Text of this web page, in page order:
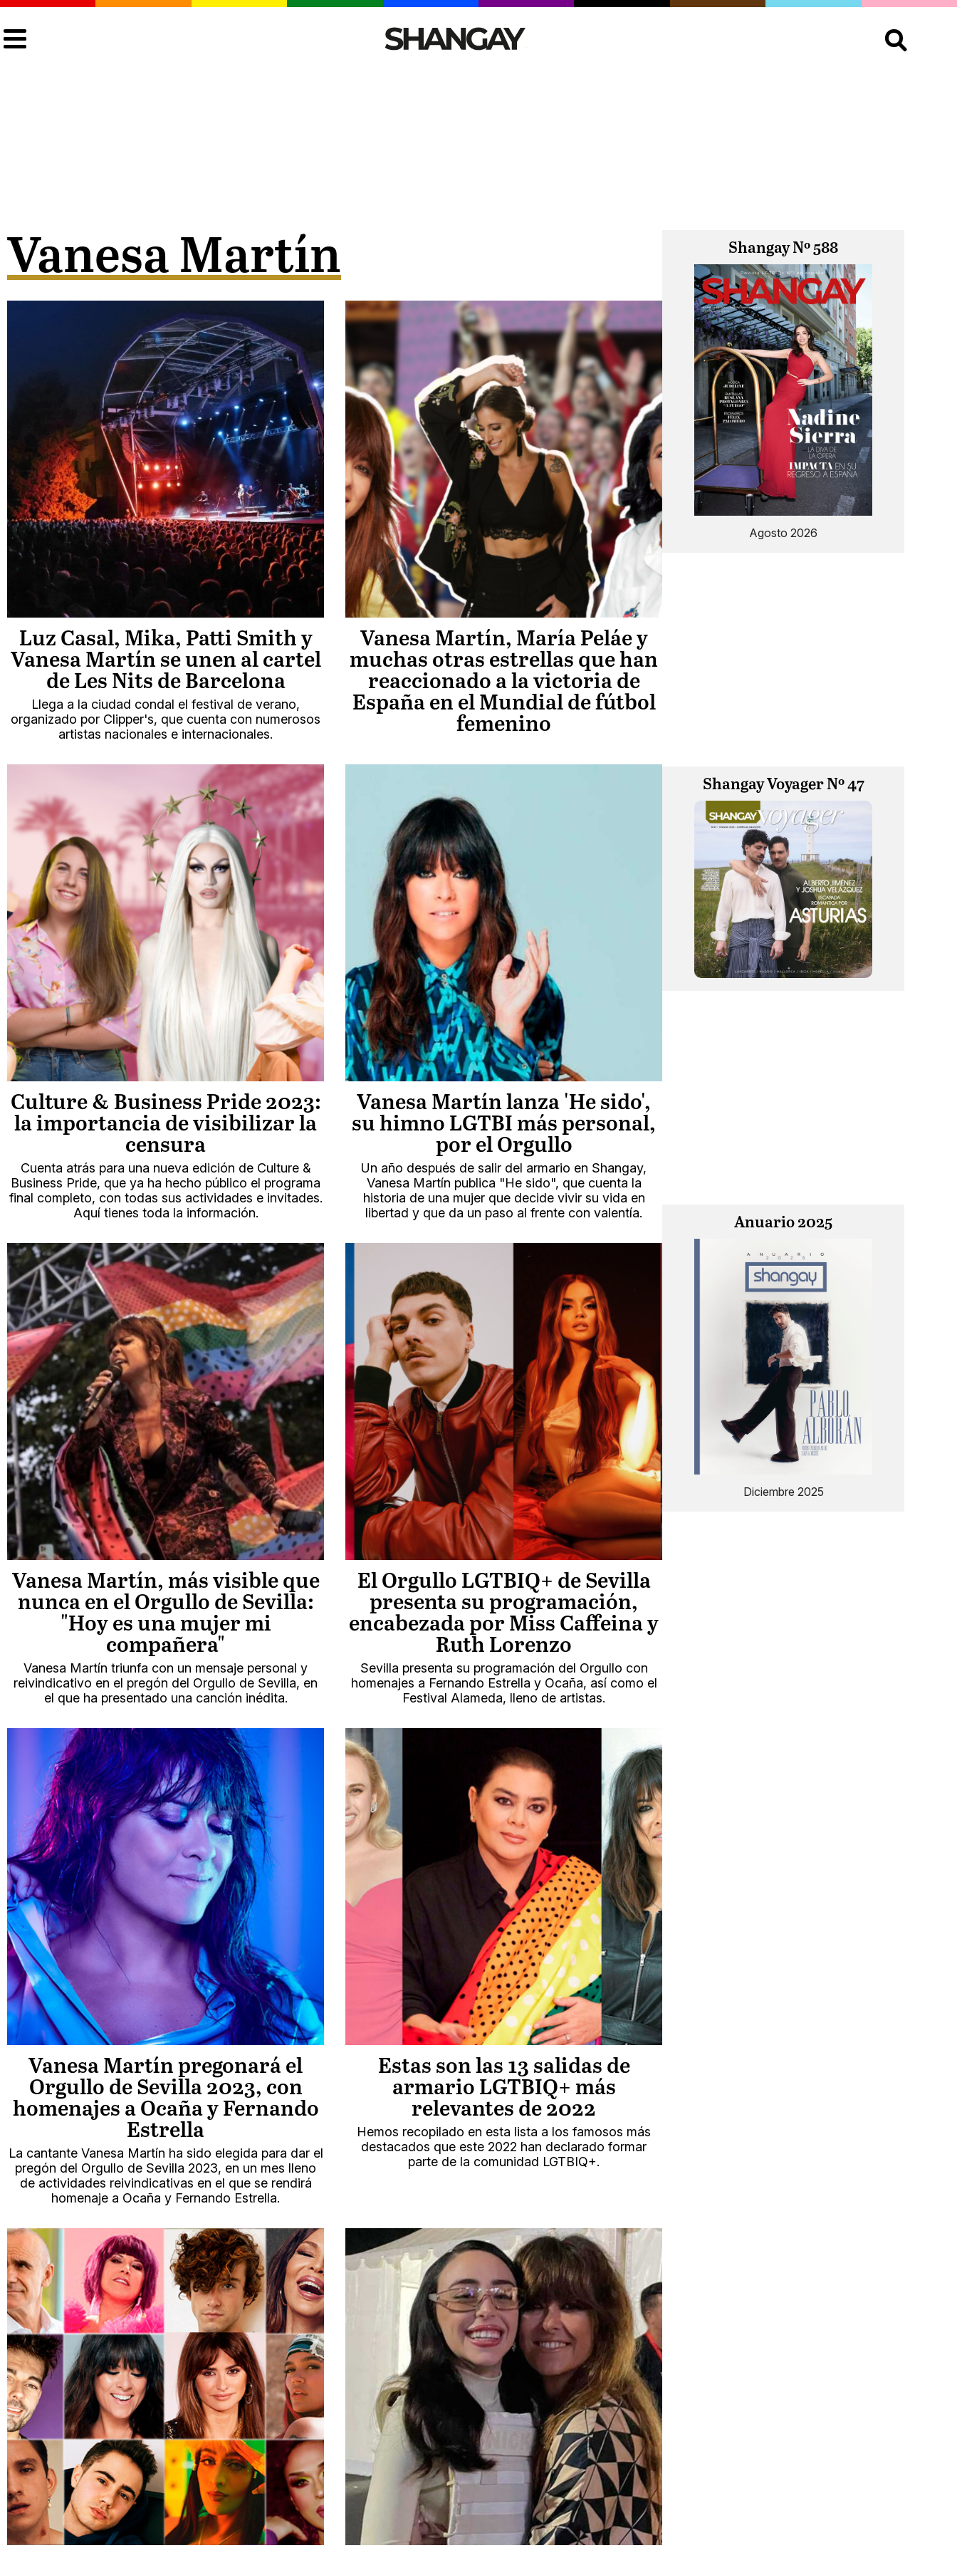
Buscar:
Vanesa Martín
Luz Casal, Mika, Patti Smith y
Vanesa Martín se unen al cartel
de Les Nits de Barcelona
Llega a la ciudad condal el festival de verano,
organizado por Clipper's, que cuenta con numerosos
artistas nacionales e internacionales.
Vanesa Martín, María Peláe y
muchas otras estrellas que han
reaccionado a la victoria de
España en el Mundial de fútbol
femenino
Culture & Business Pride 2023:
la importancia de visibilizar la
censura
Cuenta atrás para una nueva edición de Culture &
Business Pride, que ya ha hecho público el programa
final completo, con todas sus actividades e invitades.
Aquí tienes toda la información.
Vanesa Martín lanza 'He sido',
su himno LGTBI más personal,
por el Orgullo
Un año después de salir del armario en Shangay,
Vanesa Martín publica "He sido", que cuenta la
historia de una mujer que decide vivir su vida en
libertad y que da un paso al frente con valentía.
Vanesa Martín, más visible que
nunca en el Orgullo de Sevilla:
"Hoy es una mujer mi
compañera"
Vanesa Martín triunfa con un mensaje personal y
reivindicativo en el pregón del Orgullo de Sevilla, en
el que ha presentado una canción inédita.
El Orgullo LGTBIQ+ de Sevilla
presenta su programación,
encabezada por Miss Caffeina y
Ruth Lorenzo
Sevilla presenta su programación del Orgullo con
homenajes a Fernando Estrella y Ocaña, así como el
Festival Alameda, lleno de artistas.
Vanesa Martín pregonará el
Orgullo de Sevilla 2023, con
homenajes a Ocaña y Fernando
Estrella
La cantante Vanesa Martín ha sido elegida para dar el
pregón del Orgullo de Sevilla 2023, en un mes lleno
de actividades reivindicativas en el que se rendirá
homenaje a Ocaña y Fernando Estrella.
Estas son las 13 salidas de
armario LGTBIQ+ más
relevantes de 2022
Hemos recopilado en esta lista a los famosos más
destacados que este 2022 han declarado formar
parte de la comunidad LGTBIQ+.
Shangay Nº 588
Agosto 2026
Shangay Voyager Nº 47
Anuario 2025
Diciembre 2025